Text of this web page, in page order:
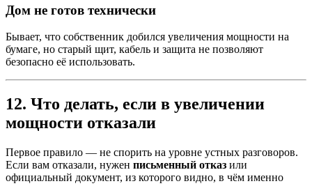
Дом не готов технически
Бывает, что собственник добился увеличения мощности на
бумаге, но старый щит, кабель и защита не позволяют
безопасно её использовать.
12. Что делать, если в увеличении
мощности отказали
Первое правило — не спорить на уровне устных разговоров.
Если вам отказали, нужен письменный отказ или
официальный документ, из которого видно, в чём именно